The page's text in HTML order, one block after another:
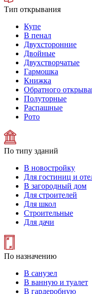
Тип открывания
Купе
В пенал
Двухсторонние
Двойные
Двухстворчатые
Гармошка
Книжка
Обратного
Полуторные
Распашные
Рото
По типу зданий
В новостройку
Для гостиниц и
В загородный дом
Для строителей
Для школ
Строительные
Для дачи
По назначению
В санузел
В ванную и туалет
В гардеробную